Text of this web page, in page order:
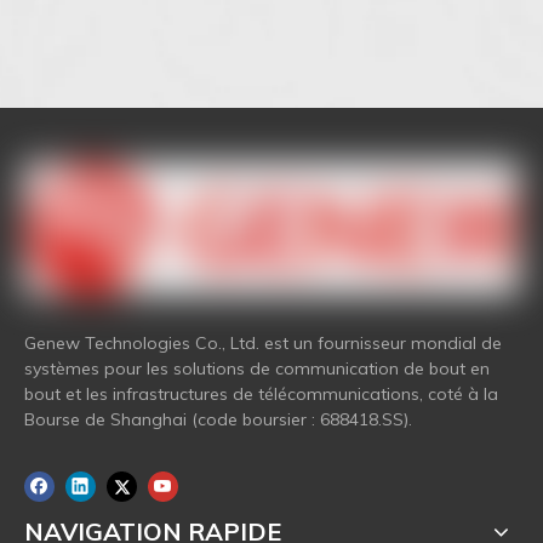
Genew Technologies Co., Ltd. est un fournisseur mondial de
systèmes pour les solutions de communication de bout en
bout et les infrastructures de télécommunications, coté à la
Bourse de Shanghai (code boursier : 688418.SS).
NAVIGATION RAPIDE